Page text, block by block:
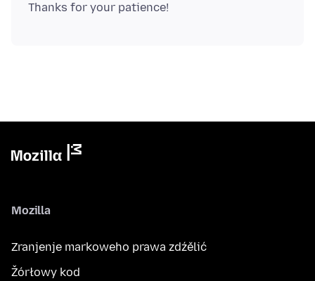
Mozilla
Zranjenje markoweho prawa zdźělić
Žórłowy kod